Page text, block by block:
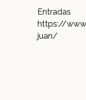
Entradas
https://
juan/